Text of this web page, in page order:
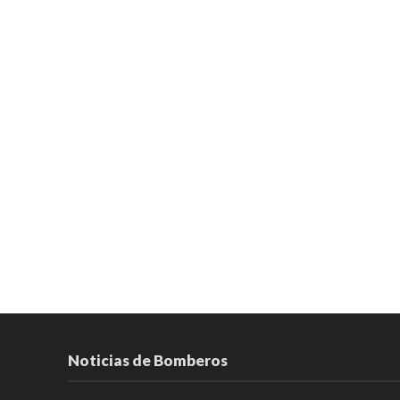
Noticias de Bomberos